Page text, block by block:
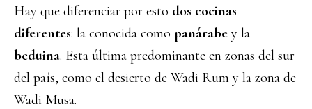
Hay que diferenciar por esto dos cocinas
diferentes: la conocida como panárabe y la
beduina. Esta última predominante en zonas del sur
del país, como el desierto de Wadi Rum y la zona de
Wadi Musa.